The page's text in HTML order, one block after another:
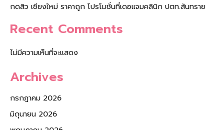
กดสิว เชียงใหม่ ราคาถูก โปรโมชั่นที่เดอแจมคลินิก ปตท.สันทราย
Recent Comments
ไม่มีความเห็นที่จะแสดง
Archives
กรกฎาคม 2026
มิถุนายน 2026